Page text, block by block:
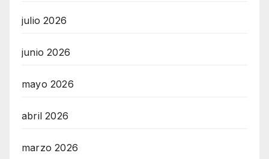
julio 2026
junio 2026
mayo 2026
abril 2026
marzo 2026